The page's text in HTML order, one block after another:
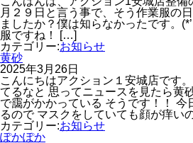
月２９日と言う事で、そう作業服の
ましたか？僕は知らなかったです。
服ですね！ […]
カテゴリー:お知らせ
黄砂
2025年3月26日
こんにちはアクション１安城店です
てるなと 思ってニュースを見たら黄
で靄がかかっている そうです！！ 今
るので マスクをしていても顔が痒い
カテゴリー:お知らせ
ぽかぽか